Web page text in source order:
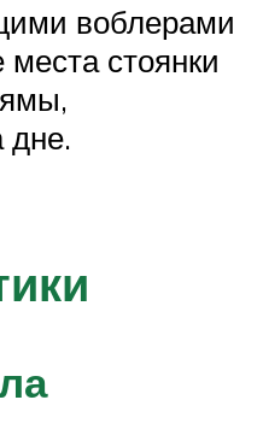
воблерами
места стоянки
дне.